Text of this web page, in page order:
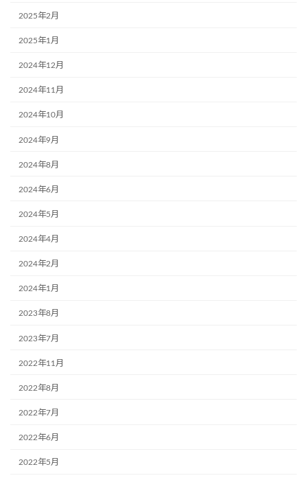
2025年2月
2025年1月
2024年12月
2024年11月
2024年10月
2024年9月
2024年8月
2024年6月
2024年5月
2024年4月
2024年2月
2024年1月
2023年8月
2023年7月
2022年11月
2022年8月
2022年7月
2022年6月
2022年5月